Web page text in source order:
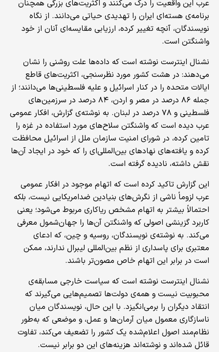
عرب این واقعیت را درک می‌کنند و اکثریت‌های بزرگی همچنان
برنامه‌ی هسته‌ای ایران را تهدیدی حیاتی می‌دانند. از نگاه
نویسندگان، آنچه تغییر کرده، ارزیابی مقایسه‌ای آنان از خود
واشنگتن است.
نشنال اینترست نوشته است که داده‌ها علت روشنی را نشان
می‌دهند: در هشت کشور مورد نظرسنجی، اکثریت‌های قاطع
ایالات متحده را در کنار اسرائیل و علیه فلسطینی‌ها می‌دانند؛ از
جمله ۸۶ درصد در مصر و اردن، ۸۴ درصد در سرزمین‌های
فلسطینی و ۷۸ درصد در لبنان. به نوشته‌ی گزارش، افکار عمومی
عرب دیده است که واشنگتن سلاح‌های مورد استفاده در غزه را
تامین کرده، در شورای امنیت سازمان ملل از اسرائیل محافظت
کرده و یافته‌های نهادهای بین‌المللی‌ای را که خود در ایجاد آن‌ها
نقش داشته، نادیده گرفته است.
این گزارش تاکید کرده است که اتهام موجود در افکار عمومی
عرب لزوماً ناشی از نگرش‌های بنیادین ضدامریکایی نیست، بلکه
احتمالاً بیشتر به اتهام مشخص ریاکاری مربوط می‌شود؛ یعنی
کاربرد گزینشی اصولی که واشنگتن آن‌ها را جهان‌شمول معرفی
می‌کند. به نوشته‌ی نویسندگان، روسیه و چین، که ادعای
معتبری برای پاسداری از نظم بین‌المللی لیبرال ندارند، ممکن
است در برابر این اتهام خاص مصون‌تر باشند.
نشنال اینترست نوشته است که سیاست خارجی مسابقه‌ی
محبوبیت نیست و همه‌ی دولت‌ها تصمیم‌هایی می‌گیرند که
انتقاد دیگران را برمی‌انگیزد. با این حال، نویسندگان میان
ناسازگاری معمول میان آرمان‌ها و عمل، و موضعی که به‌طور
نظام‌مند اصول اعلام‌شده یک کشور را تضعیف می‌کند، تفاوت
قائل شده‌اند و نوشته‌اند هزینه‌های این دو برابر نیست.